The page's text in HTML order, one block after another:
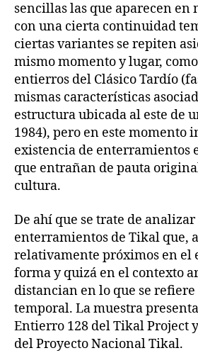
sencillas las que aparecen en
con una cierta continuidad
ciertas variantes se repiten
mismo momento y lugar,
entierros del Clásico Tardío
mismas características
estructura ubicada al este de
1984), pero en este momento
existencia de enterramientos
que entrañan de pauta
cultura.
De ahí que se trate de analizar
enterramientos de Tikal que,
relativamente próximos en el
forma y quizá en el contexto
distancian en lo que se
temporal. La muestra
Entierro 128 del Tikal Project
del Proyecto Nacional Tikal.